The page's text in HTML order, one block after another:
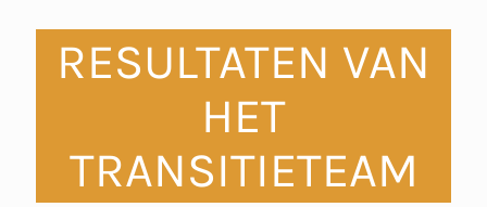
RESULTATEN VAN
HET
TRANSITIETEAM